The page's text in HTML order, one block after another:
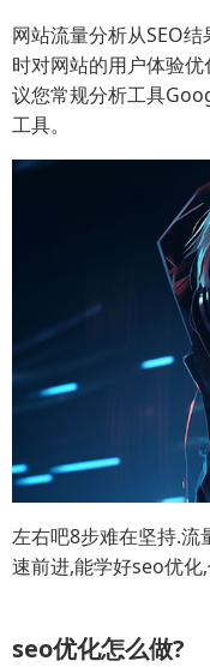
网站流量分析从SEO
时对网站的用户体验
议您常规分析工具
工具。
左右吧8步难在坚持.流
速前进,能学好seo优化,
seo优化怎么做?